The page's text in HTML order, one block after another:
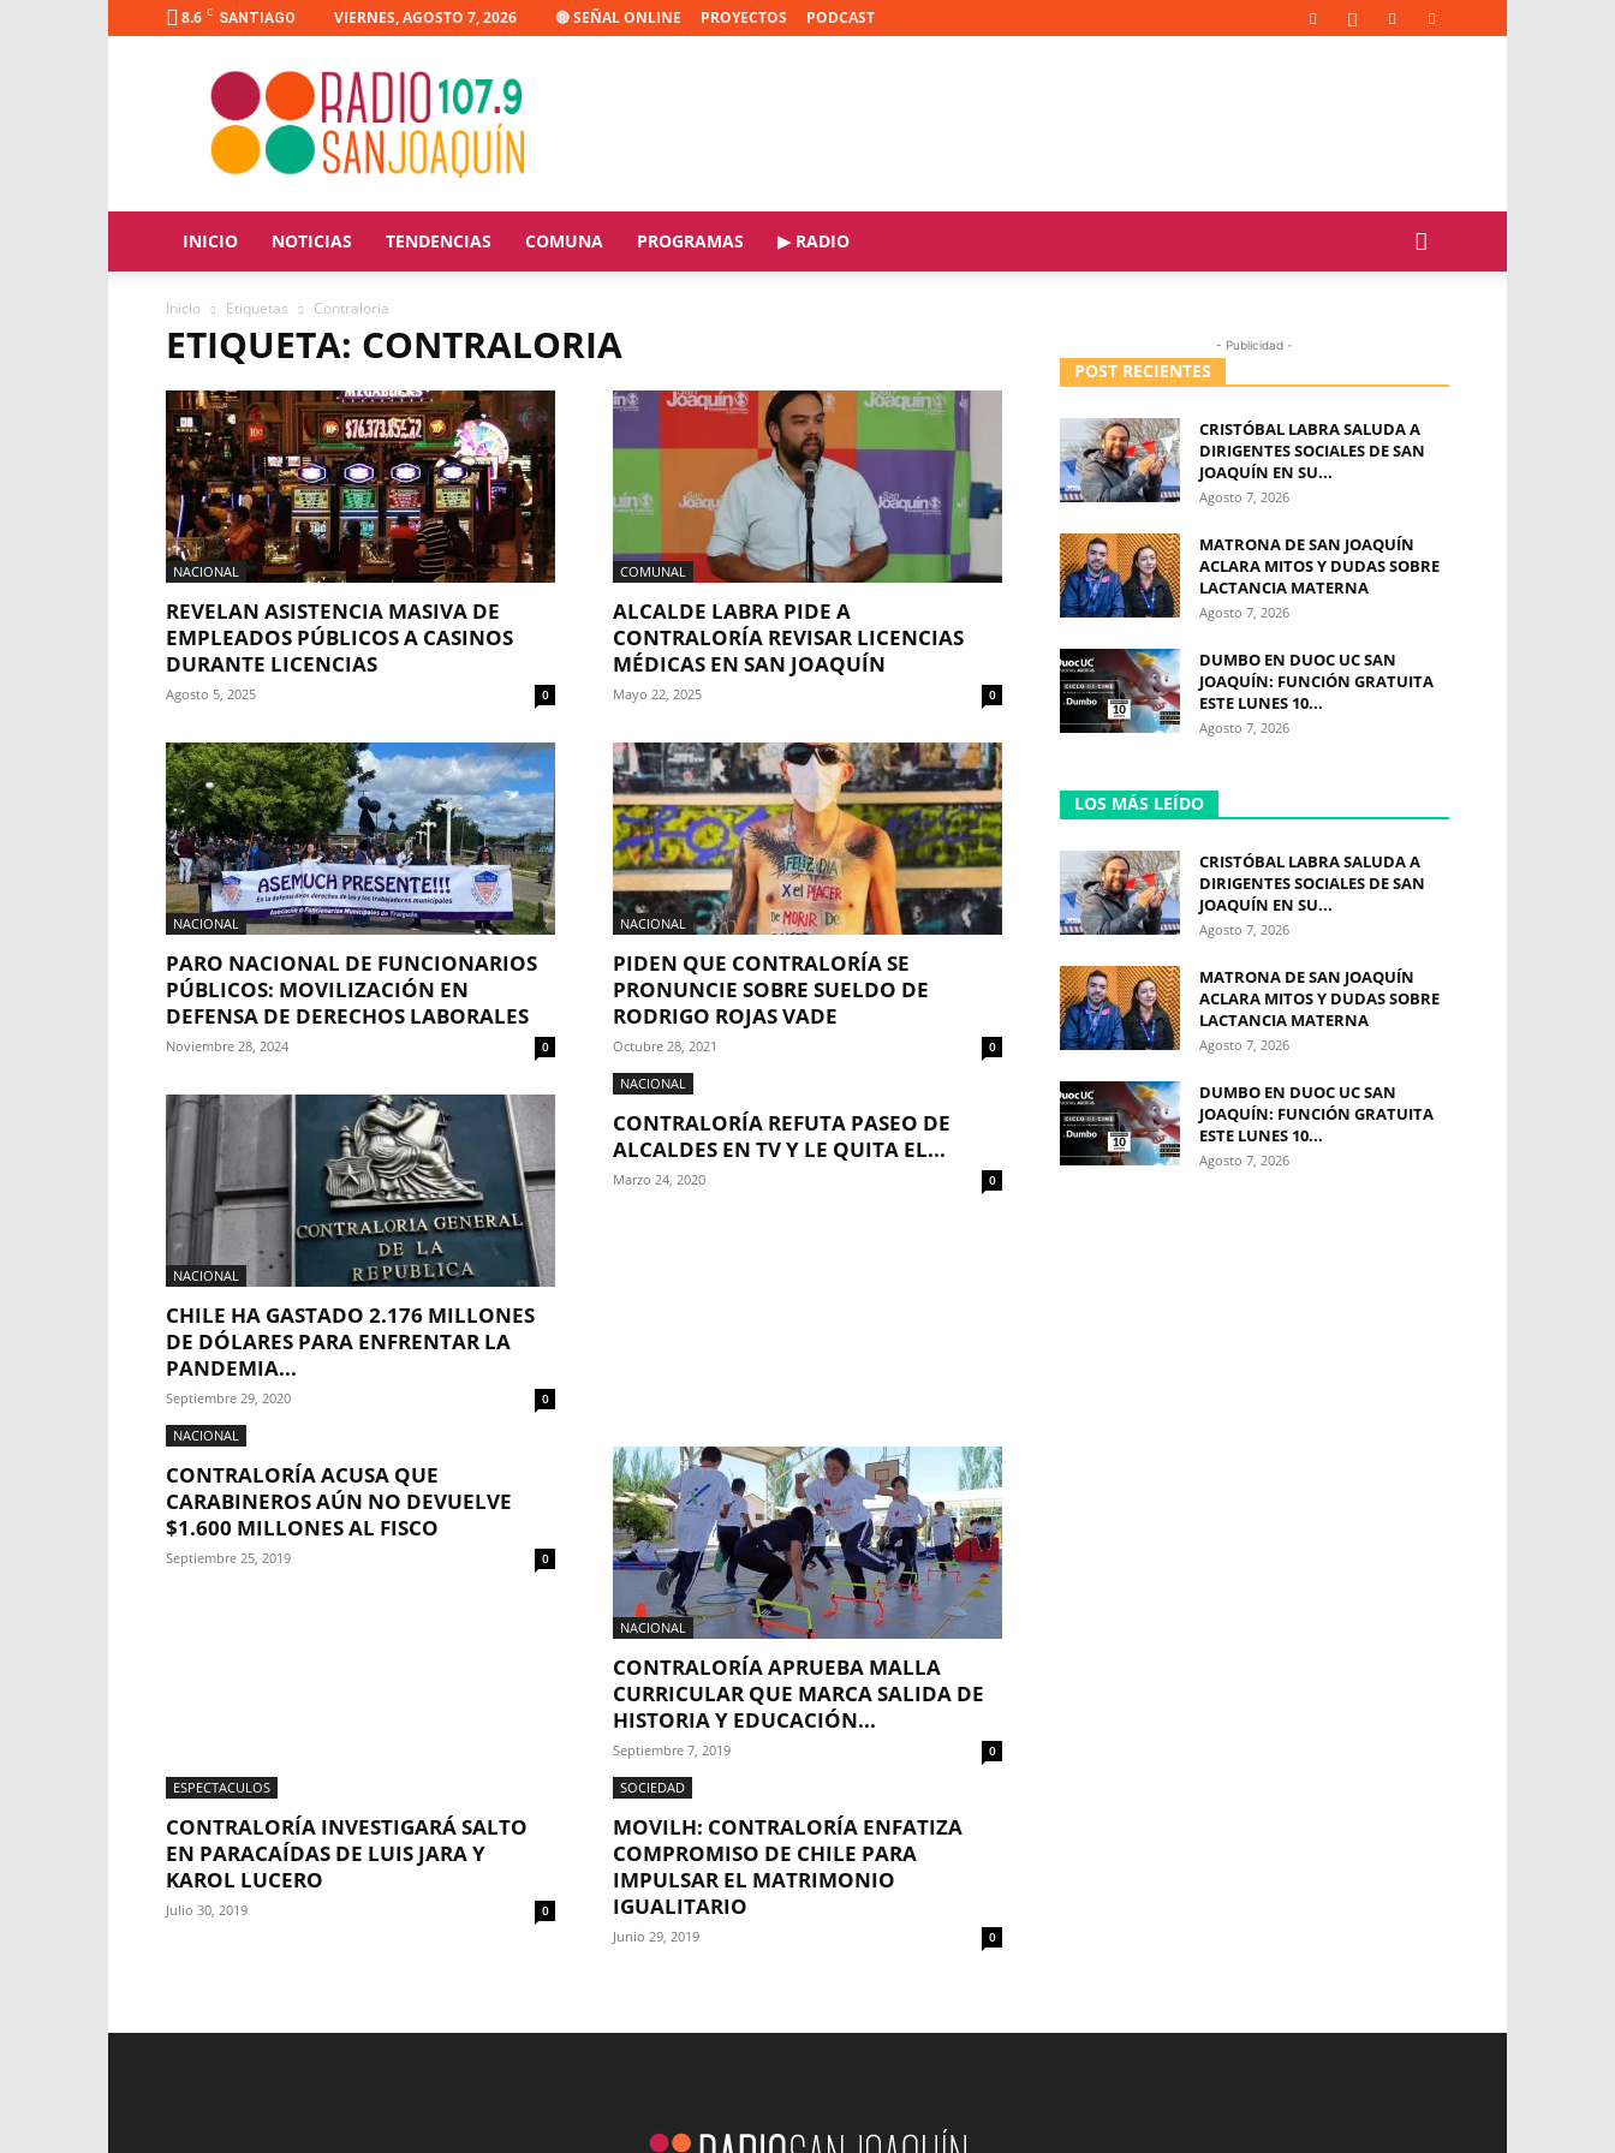
8.6 C SANTIAGO VIERNES, AGOSTO 7, 2026 🔴 SEÑAL ONLINE PROYECTOS PODCAST
Radio
Joaquín
INICIO NOTICIAS TENDENCIAS COMUNA PROGRAMAS ▶ RADIO
Inicio Etiquetas Contraloria
ETIQUETA: CONTRALORIA
NACIONAL
REVELAN ASISTENCIA MASIVA DE
EMPLEADOS PÚBLICOS A CASINOS
DURANTE LICENCIAS
Agosto 5, 2025 0
COMUNAL
ALCALDE LABRA PIDE A
CONTRALORÍA REVISAR LICENCIAS
MÉDICAS EN SAN JOAQUÍN
Mayo 22, 2025 0
NACIONAL
PARO NACIONAL DE FUNCIONARIOS
PÚBLICOS: MOVILIZACIÓN EN
DEFENSA DE DERECHOS LABORALES
Noviembre 28, 2024 0
NACIONAL
PIDEN QUE CONTRALORÍA SE
PRONUNCIE SOBRE SUELDO DE
RODRIGO ROJAS VADE
Octubre 28, 2021 0
NACIONAL
CHILE HA GASTADO 2.176 MILLONES
DE DÓLARES PARA ENFRENTAR LA
PANDEMIA...
Septiembre 29, 2020 0
NACIONAL
CONTRALORÍA REFUTA PASEO DE
ALCALDES EN TV Y LE QUITA EL...
Marzo 24, 2020 0
NACIONAL
CONTRALORÍA ACUSA QUE
CARABINEROS AÚN NO DEVUELVE
$1.600 MILLONES AL FISCO
Septiembre 25, 2019 0
NACIONAL
CONTRALORÍA APRUEBA MALLA
CURRICULAR QUE MARCA SALIDA DE
HISTORIA Y EDUCACIÓN...
Septiembre 7, 2019 0
ESPECTACULOS
CONTRALORÍA INVESTIGARÁ SALTO
EN PARACAÍDAS DE LUIS JARA Y
KAROL LUCERO
Julio 30, 2019 0
SOCIEDAD
MOVILH: CONTRALORÍA ENFATIZA
COMPROMISO DE CHILE PARA
IMPULSAR EL MATRIMONIO
IGUALITARIO
Junio 29, 2019 0
- Publicidad -
POST RECIENTES
CRISTÓBAL LABRA SALUDA A
DIRIGENTES SOCIALES DE SAN
JOAQUÍN EN SU...
Agosto 7, 2026
MATRONA DE SAN JOAQUÍN
ACLARA MITOS Y DUDAS SOBRE
LACTANCIA MATERNA
Agosto 7, 2026
DUMBO EN DUOC UC SAN
JOAQUÍN: FUNCIÓN GRATUITA
ESTE LUNES 10...
Agosto 7, 2026
LOS MÁS LEÍDO
CRISTÓBAL LABRA SALUDA A
DIRIGENTES SOCIALES DE SAN
JOAQUÍN EN SU...
Agosto 7, 2026
MATRONA DE SAN JOAQUÍN
ACLARA MITOS Y DUDAS SOBRE
LACTANCIA MATERNA
Agosto 7, 2026
DUMBO EN DUOC UC SAN
JOAQUÍN: FUNCIÓN GRATUITA
ESTE LUNES 10...
Agosto 7, 2026